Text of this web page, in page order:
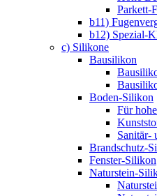
Parkett-
b11)
b12) Spezial-
c) Silikone
Bausilikon
Boden-Silikon
Für
Sanitär-
Brandschutz-
Fenster-Silikon
Naturstein-